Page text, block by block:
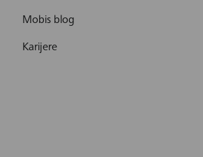
Mobis blog
Karijere